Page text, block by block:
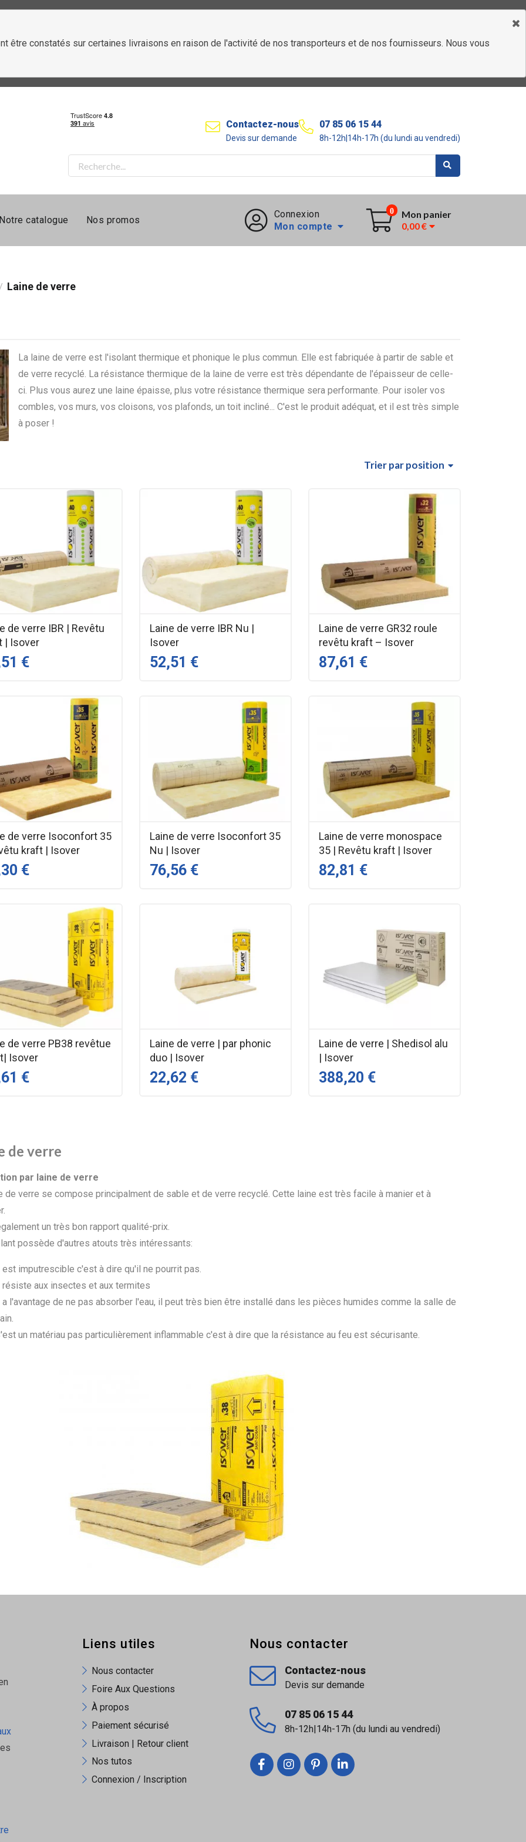
être constatés sur certaines livraisons en raison de l'activité de nos transporteurs et de nos fournisseurs. Nous vous
Contactez-nous
Devis sur demande
07 85 06 15 44
8h-12h|14h-17h (du lundi au vendredi)
catalogue Nos promos
Connexion
Mon compte
0
Mon panier
0,00 €
Laine de verre
La laine de verre est l'isolant thermique et phonique le plus commun. Elle est fabriquée à partir de sable et
de verre recyclé. La résistance thermique de la laine de verre est très dépendante de l'épaisseur de celle-
ci. Plus vous aurez une laine épaisse, plus votre résistance thermique sera performante. Pour isoler vos
combles, vos murs, vos cloisons, vos plafonds, un toit incliné... C'est le produit adéquat, et il est très simple
à poser !
Trierpar position
de verre IBR | Revêtu
| Isover
€
Laine de verre IBR Nu |
Isover
52,51 €
Laine de verre GR32 roule
revêtu kraft – Isover
87,61 €
de verre Isoconfort 35
kraft | Isover
€
Laine de verre Isoconfort 35
Nu | Isover
76,56 €
Laine de verre monospace
35 | Revêtu kraft | Isover
82,81 €
de verre PB38 revêtue
Isover
€
Laine de verre | par phonic
duo | Isover
22,62 €
Laine de verre | Shedisol alu
| Isover
388,20 €
de verre
par laine de verre
de verre se compose principalment de sable et de verre recyclé. Cette laine est très facile à manier et à
un très bon rapport qualité-prix.
possède d'autres atouts très intéressants:
est imputrescible c'est à dire qu'il ne pourrit pas.
résiste aux insectes et aux termites
a l'avantage de ne pas absorber l'eau, il peut très bien être installé dans les pièces humides comme la salle de
un matériau pas particulièrement inflammable c'est à dire que la résistance au feu est sécurisante.
Liens utiles
Nous contacter
Foire Aux Questions
À propos
Paiement sécurisé
Livraison | Retour client
Nos tutos
Connexion / Inscription
Nous contacter
Contactez-nous
Devis sur demande
07 85 06 15 44
8h-12h|14h-17h (du lundi au vendredi)